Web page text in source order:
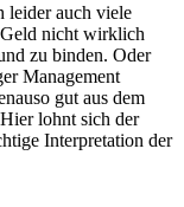
leider auch viele
nicht wirklich
zu binden. Oder
Management
gut aus dem
lohnt sich der
Interpretation der